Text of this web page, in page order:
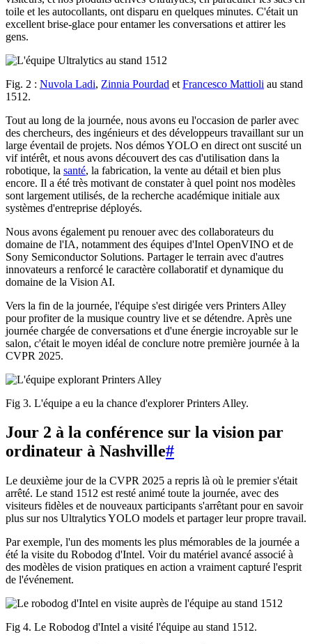
toile et les autocollants, ont disparu en quelques minutes. C'était un
excellent brise-glace pour entamer les conversations et attirer les
gens.
Fig. 2 : Nuvola Ladi, Zinnia Pourdad et Francesco Mattioli au stand
1512.
Tout au long de la journée, nous avons eu l'occasion de parler avec
des chercheurs, des ingénieurs et des développeurs travaillant sur un
large éventail de projets. Nos démos YOLO en direct ont suscité un
vif intérêt, et nous avons découvert des cas d'utilisation dans la
robotique, la santé, la fabrication, la vente au détail et bien plus
encore. Il a été très motivant de constater à quel point nos modèles
sont largement utilisés, de la recherche académique initiale aux
systèmes d'entreprise déployés.
Nous avons également pu renouer avec des collaborateurs du
domaine de l'IA, notamment des équipes d'Intel OpenVINO et de
Sony Semiconductor Solutions. Partager le terrain avec d'autres
innovateurs a renforcé le caractère collaboratif et dynamique du
domaine de la Vision AI.
Vers la fin de la journée, l'équipe s'est dirigée vers Printers Alley
pour profiter de la musique country live et se détendre. Après une
journée chargée de conversations et d'une énergie incroyable sur le
salon, c'était le moyen idéal de conclure notre première journée à la
CVPR 2025.
Fig 3. L'équipe a eu la chance d'explorer Printers Alley.
Jour 2 à la conférence sur la vision par
ordinateur à Nashville#
Le deuxième jour de la CVPR 2025 a repris là où le premier s'était
arrêté. Le stand 1512 est resté animé toute la journée, avec des
visiteurs fidèles et de nouveaux participants s'arrêtant pour en savoir
plus sur nos Ultralytics YOLO models et partager leur propre travail.
Par exemple, l'un des moments les plus mémorables de la journée a
été la visite du Robodog d'Intel. Voir du matériel avancé associé à
des modèles de vision pratiques en action a vraiment capturé l'esprit
de l'événement.
Fig 4. Le Robodog d'Intel a visité l'équipe au stand 1512.